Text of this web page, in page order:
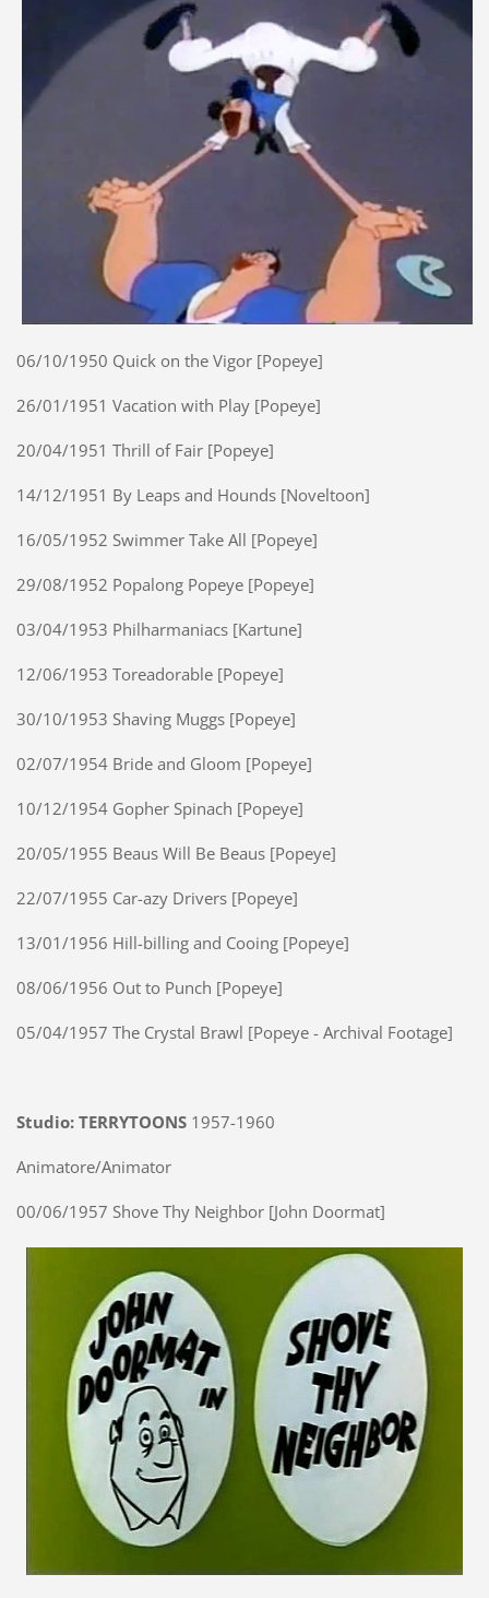
06/10/1950 Quick on the Vigor [Popeye]
26/01/1951 Vacation with Play [Popeye]
20/04/1951 Thrill of Fair [Popeye]
14/12/1951 By Leaps and Hounds [Noveltoon]
16/05/1952 Swimmer Take All [Popeye]
29/08/1952 Popalong Popeye [Popeye]
03/04/1953 Philharmaniacs [Kartune]
12/06/1953 Toreadorable [Popeye]
30/10/1953 Shaving Muggs [Popeye]
02/07/1954 Bride and Gloom [Popeye]
10/12/1954 Gopher Spinach [Popeye]
20/05/1955 Beaus Will Be Beaus [Popeye]
22/07/1955 Car-azy Drivers [Popeye]
13/01/1956 Hill-billing and Cooing [Popeye]
08/06/1956 Out to Punch [Popeye]
05/04/1957 The Crystal Brawl [Popeye - Archival Footage]
Studio: TERRYTOONS 1957-1960
Animatore/Animator
00/06/1957 Shove Thy Neighbor [John Doormat]